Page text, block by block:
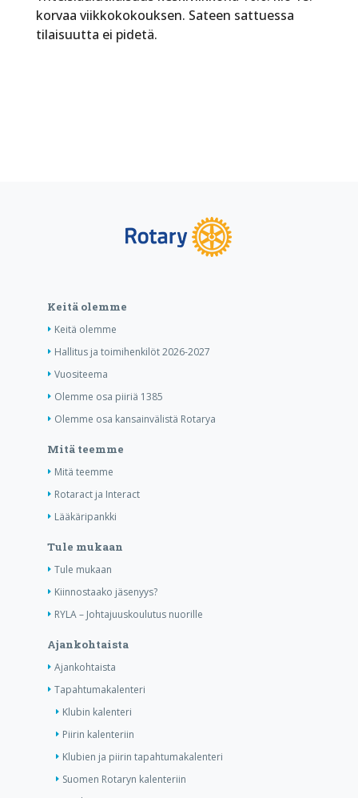
korvaa viikkokokouksen. Sateen sattuessa
tilaisuutta ei pidetä.
Keitä olemme
Keitä olemme
Hallitus ja toimihenkilöt 2026-2027
Vuositeema
Olemme osa piiriä 1385
Olemme osa kansainvälistä Rotarya
Mitä teemme
Mitä teemme
Rotaract ja Interact
Lääkäripankki
Tule mukaan
Tule mukaan
Kiinnostaako jäsenyys?
RYLA – Johtajuuskoulutus nuorille
Ajankohtaista
Ajankohtaista
Tapahtumakalenteri
Klubin kalenteri
Piirin kalenteriin
Klubien ja piirin tapahtumakalenteri
Suomen Rotaryn kalenteriin